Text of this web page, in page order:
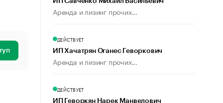
Аренда и лизинг прочих...
ДЕЙСТВУЕТ
ИП Хачатрян Оганес Геворкович
Аренда и лизинг прочих...
ДЕЙСТВУЕТ
ИП Геворкян Нарек Манвелович